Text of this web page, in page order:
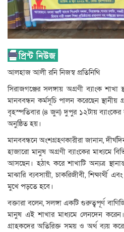
আলহাজ আলী রনি নিজস্ব প্রতিনিথি
সিরাজগঞ্জের সলঙ্গায় অগ্রণী ব্যাংক শাখা
মানববন্ধন কর্মসূচি পালন করেছেন
বৃহস্পতিবার (৪ জুন) দুপুর ১২টায় ব্যাংকের
অনুষ্ঠিত হয়।
মানববন্ধনে অংশগ্রহণকারীরা জানান,
হাজারো মানুষ অগ্রণী ব্যাংকের মাধ্যমে
আসছেন। হঠাৎ করে শাখাটি অন্যত্র
মাঝারি ব্যবসায়ী, চাকরিজীবী, শিক্ষার্থী
মুখে পড়তে হবে।
বক্তারা বলেন, সলঙ্গা একটি গুরুত্বপূর্ণ
মানুষ এই শাখার মাধ্যমে লেনদেন
গ্রাহকদের অতিরিক্ত সময় ও অর্থ ব্যয় করে